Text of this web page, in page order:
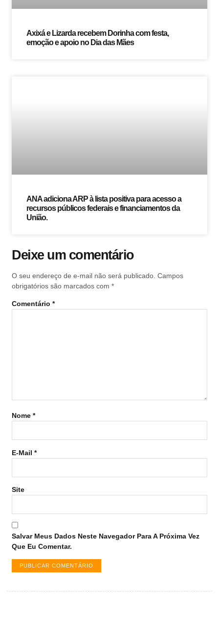
Axixá e Lizarda recebem Dorinha com festa,
emoção e apoio no Dia das Mães
ANA adiciona ARP à lista positiva para acesso a
recursos públicos federais e financiamentos da
União.
Deixe um comentário
O seu endereço de e-mail não será publicado. Campos
obrigatórios são marcados com *
Comentário *
Nome *
E-Mail *
Site
Salvar Meus Dados Neste Navegador Para A Próxima Vez
Que Eu Comentar.